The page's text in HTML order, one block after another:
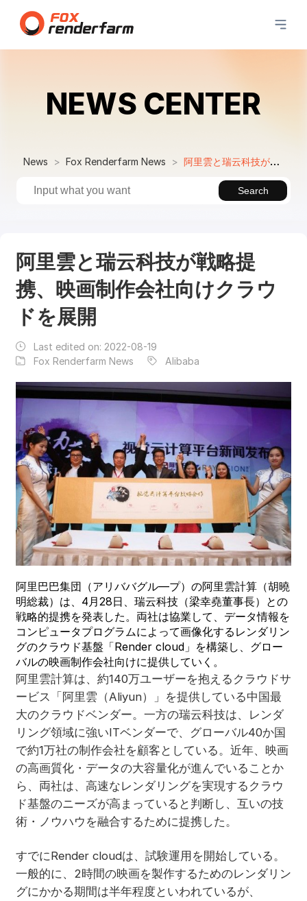
NEWS CENTER
News Fox Renderfarm News 阿里雲と瑞云科技が戦略提携、映画制作会社向けクラウドを展開
Search
阿里雲と瑞云科技が戦略提
携、映画制作会社向けクラウ
ドを展開
Last edited on: 2022-08-19
Fox Renderfarm News
Alibaba
阿里巴巴集団（アリババグル―プ）の阿里雲計算（胡曉
明総裁）は、4月28日、瑞云科技（梁幸堯董事長）との
戦略的提携を発表した。両社は協業して、データ情報を
コンピュータプログラムによって画像化するレンダリン
グのクラウド基盤「Render cloud」を構築し、グロー
バルの映画制作会社向けに提供していく。
阿里雲計算は、約140万ユーザーを抱えるクラウドサ
ービス「阿里雲（Aliyun）」を提供している中国最
大のクラウドベンダー。一方の瑞云科技は、レンダ
リング領域に強いITベンダーで、グローバル40か国
で約1万社の制作会社を顧客としている。近年、映画
の高画質化・データの大容量化が進んでいることか
ら、両社は、高速なレンダリングを実現するクラウ
ド基盤のニーズが高まっていると判断し、互いの技
術・ノウハウを融合するために提携した。
すでにRender cloudは、試験運用を開始している。
一般的に、2時間の映画を製作するためのレンダリン
グにかかる期間は半年程度といわれているが、